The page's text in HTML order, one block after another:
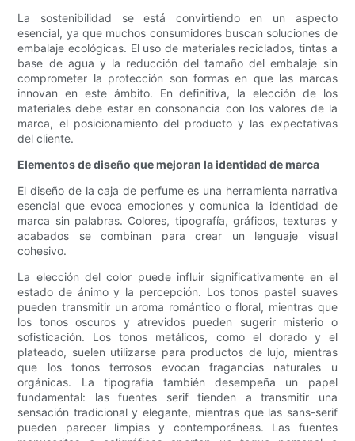
La sostenibilidad se está convirtiendo en un aspecto
esencial, ya que muchos consumidores buscan soluciones de
embalaje ecológicas. El uso de materiales reciclados, tintas a
base de agua y la reducción del tamaño del embalaje sin
comprometer la protección son formas en que las marcas
innovan en este ámbito. En definitiva, la elección de los
materiales debe estar en consonancia con los valores de la
marca, el posicionamiento del producto y las expectativas
del cliente.
Elementos de diseño que mejoran la identidad de marca
El diseño de la caja de perfume es una herramienta narrativa
esencial que evoca emociones y comunica la identidad de
marca sin palabras. Colores, tipografía, gráficos, texturas y
acabados se combinan para crear un lenguaje visual
cohesivo.
La elección del color puede influir significativamente en el
estado de ánimo y la percepción. Los tonos pastel suaves
pueden transmitir un aroma romántico o floral, mientras que
los tonos oscuros y atrevidos pueden sugerir misterio o
sofisticación. Los tonos metálicos, como el dorado y el
plateado, suelen utilizarse para productos de lujo, mientras
que los tonos terrosos evocan fragancias naturales u
orgánicas. La tipografía también desempeña un papel
fundamental: las fuentes serif tienden a transmitir una
sensación tradicional y elegante, mientras que las sans-serif
pueden parecer limpias y contemporáneas. Las fuentes